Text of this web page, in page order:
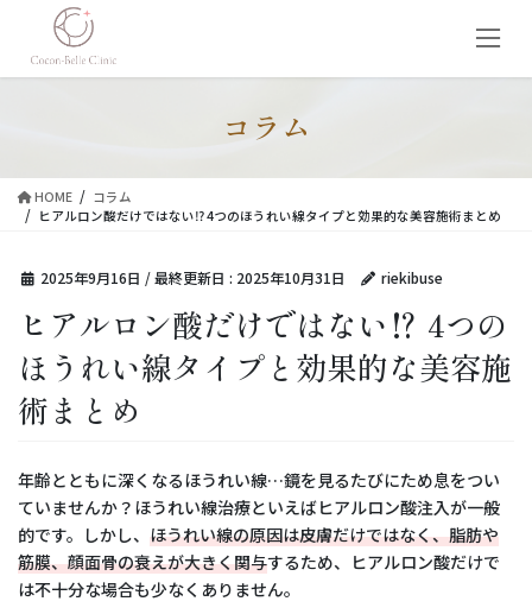
動
に
コラム
HOME
コラム
ヒアルロン酸だけではない⁉︎ 4つのほうれい線タイプと効果的な美容施術まとめ
2025年9月16日 / 最終更新日 : 2025年10月31日 riekibuse
ヒアルロン酸だけではない⁉︎ 4つの
ほうれい線タイプと効果的な美容施
術まとめ
年齢とともに深くなるほうれい線…鏡を見るたびにため息をつい
ていませんか？ほうれい線治療といえばヒアルロン酸注入が一般
的です。しかし、 ほうれい線の原因は皮膚だけではなく、脂肪や
筋膜、顔面骨の衰えが大きく関与するため、ヒアルロン酸だけで
は不十分な場合も少なくありません。